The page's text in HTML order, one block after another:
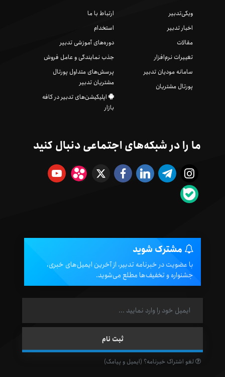
ویکی‌تدبیر
اخبار تدبیر
مقالات
تغییرات نرم‌افزار
سامانه مودیان تدبیر
پورتال مشتریان
ارتباط با ما
استخدام
دوره‌های آموزشی تدبیر
جذب نمایندگی و عامل فروش
پرسش‌های متداول پورتال
مشتریان تدبیر
اپلیکیشن‌های تدبیر در کافه
بازار
ما را در شبکه‌های اجتماعی دنبال کنید
مشترک شوید
با عضویت در خبرنامه تدبیر، از آخرین ایمیل‌های خبری،
جشنواره و تخفیف‌ها مطلع می‌شوید.
لغو اشتراک خبرنامه؟ (ایمیل و پیامک)